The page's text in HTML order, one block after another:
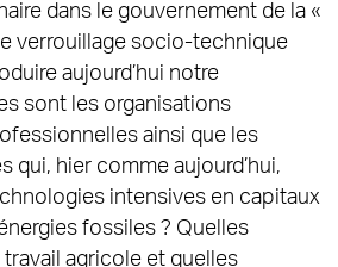
dans le gouvernement de la «
verrouillage socio-technique
aujourd’hui notre
sont les organisations
ainsi que les
qui, hier comme aujourd’hui,
intensives en capitaux
fossiles ? Quelles
agricole et quelles